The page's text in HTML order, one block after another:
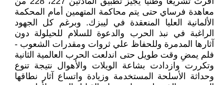
معاهدة فرساي حتى يتم محاكمة المتهمين أمام المحكمة
الألمانية العليا المنعقدة في ليبزك. وبرغم كل الجهود
الراغبة في نبذ الحرب والدعوة للسلام للحيلولة دون
آثارها المدمرة وللحفاظ علي ثروات ومقدرات الشعوب -
فلم يمضِ وقت طويل حتى اندلعت الحرب العالمية الثانية
وتكررت وازدادت بشاعة الويلات والأهوال نتيجة تنوع
وحداثة الأسلحة المستخدمة وزيادة واتساع آثار نطاقها